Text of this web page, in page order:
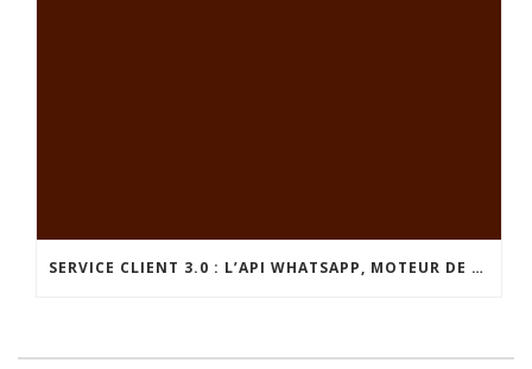
SERVICE CLIENT 3.0 : L’API WHATSAPP, MOTEUR DE LA FIDÉLISATION ET DU SERVICE COD AU MAROC